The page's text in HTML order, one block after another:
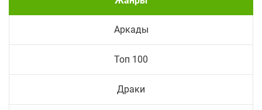
Аркады
Топ 100
Драки